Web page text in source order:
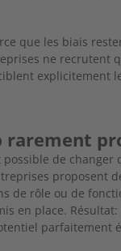
que les biais
ne recrutent
explicitement
rarement
de changer
proposent
de rôle ou de
en place.
parfaitement